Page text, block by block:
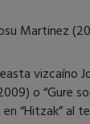
Martinez
vizcaíno
o “Gure
“Hitzak” al